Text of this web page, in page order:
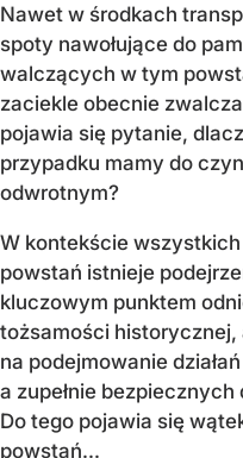
Nawet w środkach
spoty nawołujące do
walczących w tym
zaciekle obecnie
pojawia się pytanie,
przypadku mamy do
odwrotnym?
W kontekście
powstań istnieje
kluczowym punktem
tożsamości
na podejmowanie
a zupełnie
Do tego pojawia się
powstań...